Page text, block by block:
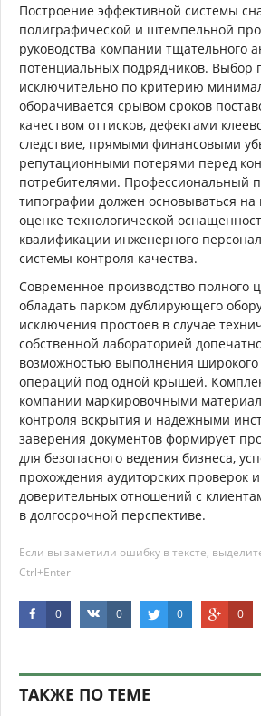
Построение эффективной системы
полиграфической и штемпельной
руководства компании тщательного
потенциальных подрядчиков. Выбор
исключительно по критерию
оборачивается срывом сроков
качеством оттисков, дефектами
следствие, прямыми финансовыми
репутационными потерями перед
потребителями. Профессиональный
типографии должен основываться на
оценке технологической
квалификации инженерного
системы контроля качества.
Современное производство полного
обладать парком дублирующего
исключения простоев в случае
собственной лабораторией
возможностью выполнения
операций под одной крышей.
компании маркировочными
контроля вскрытия и надежными
заверения документов формирует
для безопасного ведения бизнеса,
прохождения аудиторских проверок
доверительных отношений с
в долгосрочной перспективе.
Если вы заметили ошибку в тексте,
Ctrl+Enter
0 0 0 0
ТАКЖЕ ПО ТЕМЕ